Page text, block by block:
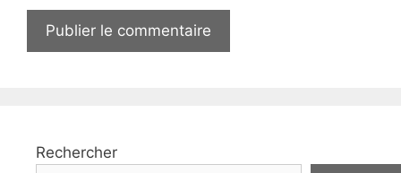
Rechercher